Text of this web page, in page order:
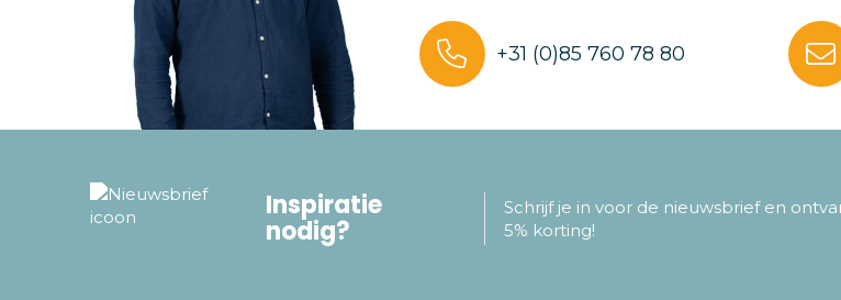
+31 (0)85 760 78 80
Inspiratie
nodig?
Schrijf je in voor de nieuwsbrief en
5% korting!